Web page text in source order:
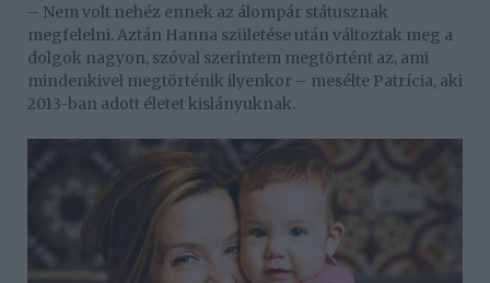
– Nem volt nehéz ennek az álompár státusznak
megfelelni. Aztán Hanna születése után változtak meg a
dolgok nagyon, szóval szerintem megtörtént az, ami
mindenkivel megtörténik ilyenkor – mesélte Patrícia, aki
2013-ban adott életet kislányuknak.